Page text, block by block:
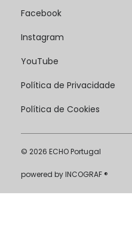
Facebook
Instagram
YouTube
Política de Privacidade
Política de Cookies
© 2026 ECHO Portugal
powered byINCOGRAF ®